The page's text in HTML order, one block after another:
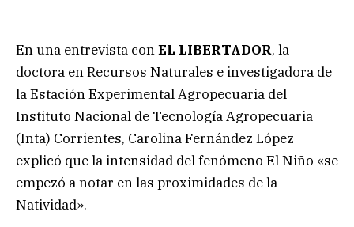
En una entrevista conEL LIBERTADOR, la
doctora en Recursos Naturales e investigadora de
la Estación Experimental Agropecuaria del
Instituto Nacional de Tecnología Agropecuaria
(Inta) Corrientes, Carolina Fernández López
explicó que la intensidad del fenómeno El Niño «se
empezó a notar en las proximidades de la
Natividad».